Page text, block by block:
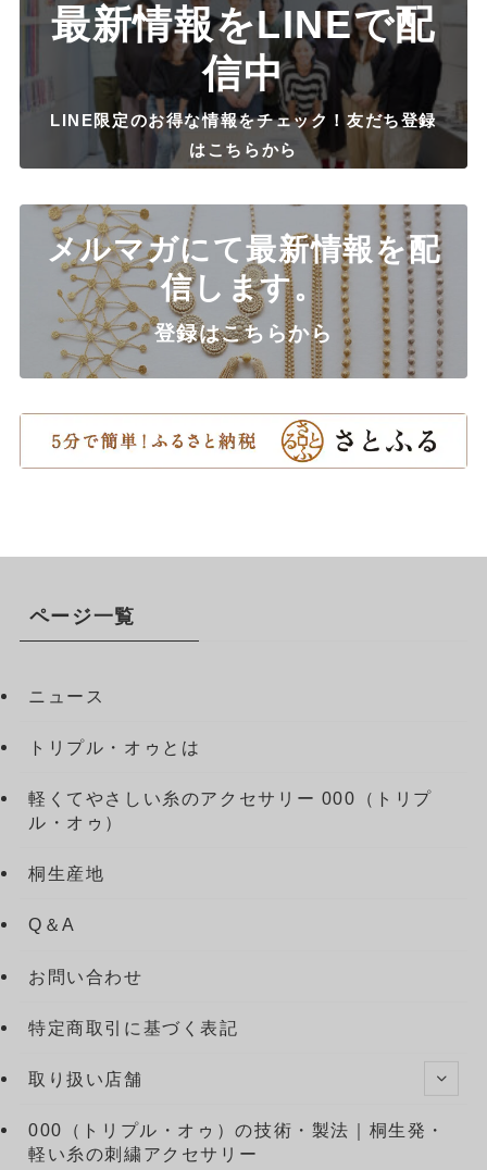
最新情報をLINEで配
信中
LINE限定のお得な情報をチェック！友だち登録
はこちらから
メルマガにて最新情報を配
信します。
登録はこちらから
ページ一覧
ニュース
トリプル・オゥとは
軽くてやさしい糸のアクセサリー 000（トリプ
ル・オゥ）
桐生産地
Q＆A
お問い合わせ
特定商取引に基づく表記
取り扱い店舗
000（トリプル・オゥ）の技術・製法｜桐生発・
軽い糸の刺繍アクセサリー